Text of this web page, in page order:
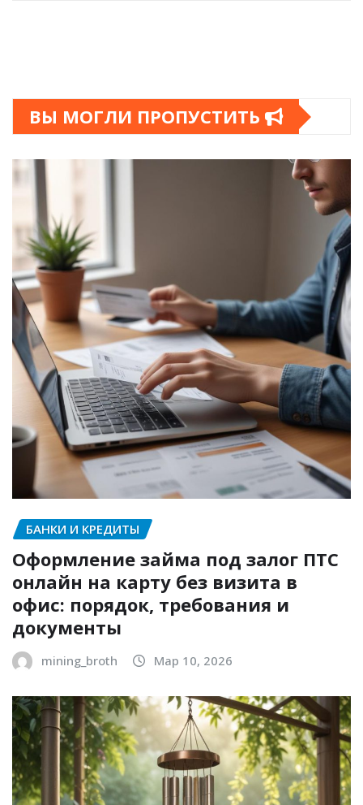
ВЫ МОГЛИ ПРОПУСТИТЬ
БАНКИ И КРЕДИТЫ
Оформление займа под залог ПТС
онлайн на карту без визита в
офис: порядок, требования и
документы
mining_broth Мар 10, 2026